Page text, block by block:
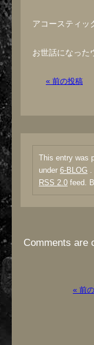
アコースティッ
お世話になった
« 前の投稿
This entry was
under 6-BLOG .
RSS 2.0 feed.
Comments are
« 前